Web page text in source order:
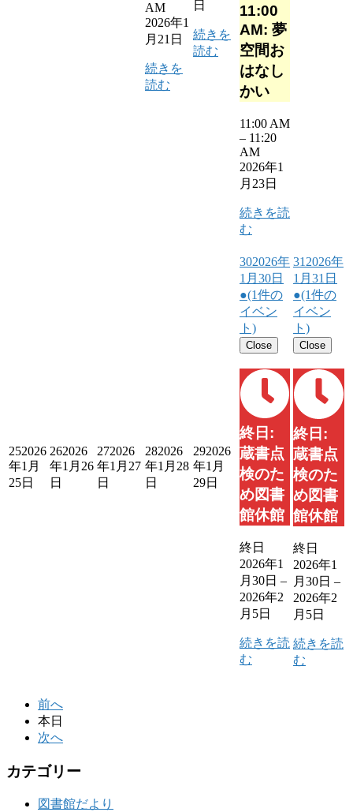
AM
2026年1
月21日
続きを
読む
日
続きを
読む
11:00
AM: 夢
空間お
はなし
かい
11:00 AM
– 11:20
AM
2026年1
月23日
続きを読
む
252026
年1月
25日
262026
年1月26
日
272026
年1月27
日
282026
年1月28
日
292026
年1月
29日
302026年
1月30日
●(1件の
イベン
ト)
Close
終日:
蔵書点
検のた
め図書
館休館
終日
2026年1
月30日 –
2026年2
月5日
続きを読
む
31 2026年
1月31日
●(1件の
イベン
ト)
Close
終日:
蔵書点
検のた
め図書
館休館
終日
2026年1
月30日 –
2026年2
月5日
続きを読
む
前へ
本日
次へ
カテゴリー
図書館だより